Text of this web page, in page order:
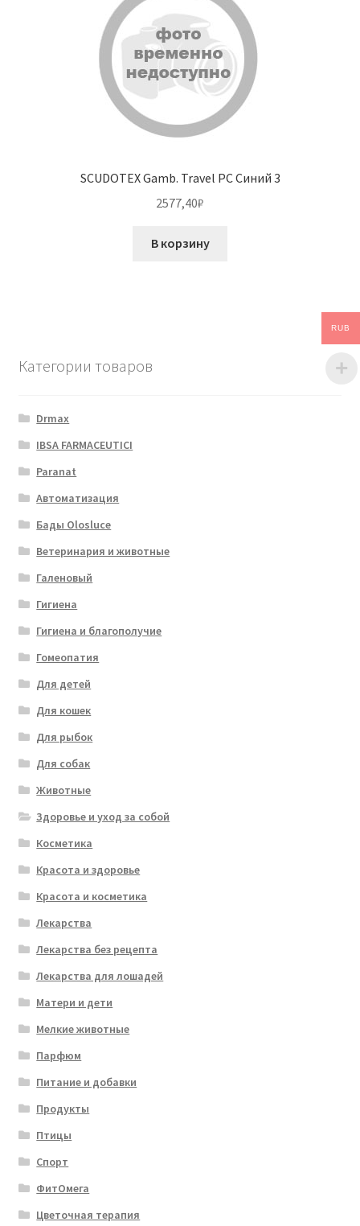
SCUDOTEX Gamb. Travel PC Синий 3
2577,40₽
В корзину
Категории товаров
Drmax
IBSA FARMACEUTICI
Paranat
Автоматизация
Бады Olosluce
Ветеринария и животные
Галеновый
Гигиена
Гигиена и благополучие
Гомеопатия
Для детей
Для кошек
Для рыбок
Для собак
Животные
Здоровье и уход за собой
Косметика
Красота и здоровье
Красота и косметика
Лекарства
Лекарства без рецепта
Лекарства для лошадей
Матери и дети
Мелкие животные
Парфюм
Питание и добавки
Продукты
Птицы
Спорт
ФитОмега
Цветочная терапия
RUB